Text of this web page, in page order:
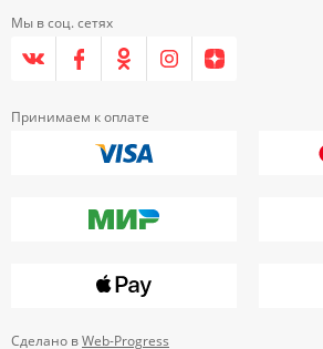
Мы в соц. сетях
Принимаем к оплате
Сделано вWeb-Progress